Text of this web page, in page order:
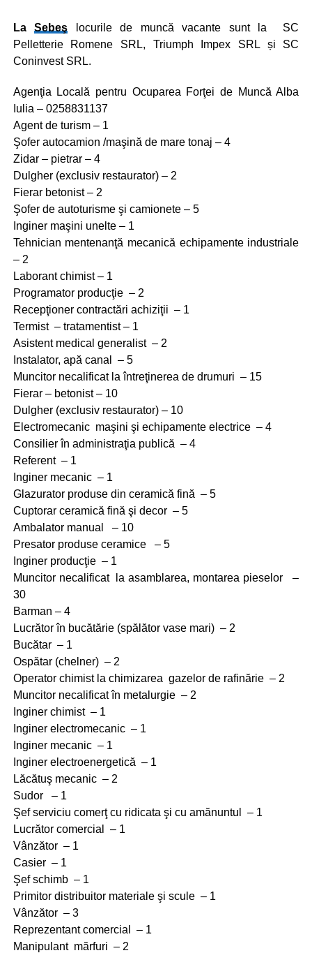
LaSebeş locurile de muncă vacante sunt la SC
Pelletterie Romene SRL, Triumph Impex SRL și SC
Coninvest SRL.
Agenţia Locală pentru Ocuparea Forţei de Muncă Alba
Iulia – 0258831137
Agent de turism – 1
Şofer autocamion /maşină de mare tonaj – 4
Zidar – pietrar – 4
Dulgher (exclusiv restaurator) – 2
Fierar betonist – 2
Şofer de autoturisme şi camionete – 5
Inginer maşini unelte – 1
Tehnician mentenanţă mecanică echipamente industriale
– 2
Laborant chimist – 1
Programator producţie – 2
Recepţioner contractări achiziţii – 1
Termist – tratamentist – 1
Asistent medical generalist – 2
Instalator, apă canal – 5
Muncitor necalificat la întreţinerea de drumuri – 15
Fierar – betonist – 10
Dulgher (exclusiv restaurator) – 10
Electromecanic maşini şi echipamente electrice – 4
Consilier în administraţia publică – 4
Referent – 1
Inginer mecanic – 1
Glazurator produse din ceramică fină – 5
Cuptorar ceramică fină şi decor – 5
Ambalator manual – 10
Presator produse ceramice – 5
Inginer producţie – 1
Muncitor necalificat la asamblarea, montarea pieselor –
30
Barman – 4
Lucrător în bucătărie (spălător vase mari) – 2
Bucătar – 1
Ospătar (chelner) – 2
Operator chimist la chimizarea gazelor de rafinărie – 2
Muncitor necalificat în metalurgie – 2
Inginer chimist – 1
Inginer electromecanic – 1
Inginer mecanic – 1
Inginer electroenergetică – 1
Lăcătuş mecanic – 2
Sudor – 1
Şef serviciu comerţ cu ridicata şi cu amănuntul – 1
Lucrător comercial – 1
Vânzător – 1
Casier – 1
Şef schimb – 1
Primitor distribuitor materiale şi scule – 1
Vânzător – 3
Reprezentant comercial – 1
Manipulant mărfuri – 2